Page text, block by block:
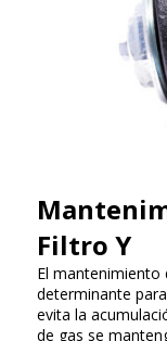
Filtro Y
El mantenimiento
determinante
evita la
de gas se